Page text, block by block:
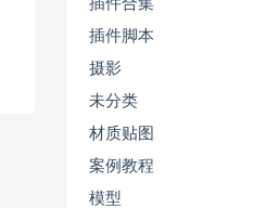
插件合集
插件脚本
摄影
未分类
材质贴图
案例教程
模型